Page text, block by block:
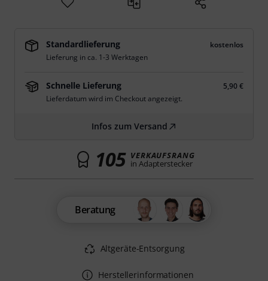
Standardlieferung
kostenlos
Lieferung in ca. 1-3 Werktagen
Schnelle Lieferung
5,90 €
Lieferdatum wird im Checkout angezeigt.
Infos zum Versand
105 VERKAUFSRANG
in Adapterstecker
Beratung
Altgeräte-Entsorgung
Herstellerinformationen